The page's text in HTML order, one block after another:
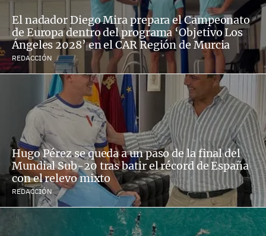
El nadador Diego Mira prepara el Campeonato
de Europa dentro del programa ‘Objetivo Los
Ángeles 2028’ en el CAR Región de Murcia
REDACCIÓN
Hugo Pérez se queda a un paso de la final del
Mundial Sub-20 tras batir el récord de España
con el relevo mixto
REDACCIÓN